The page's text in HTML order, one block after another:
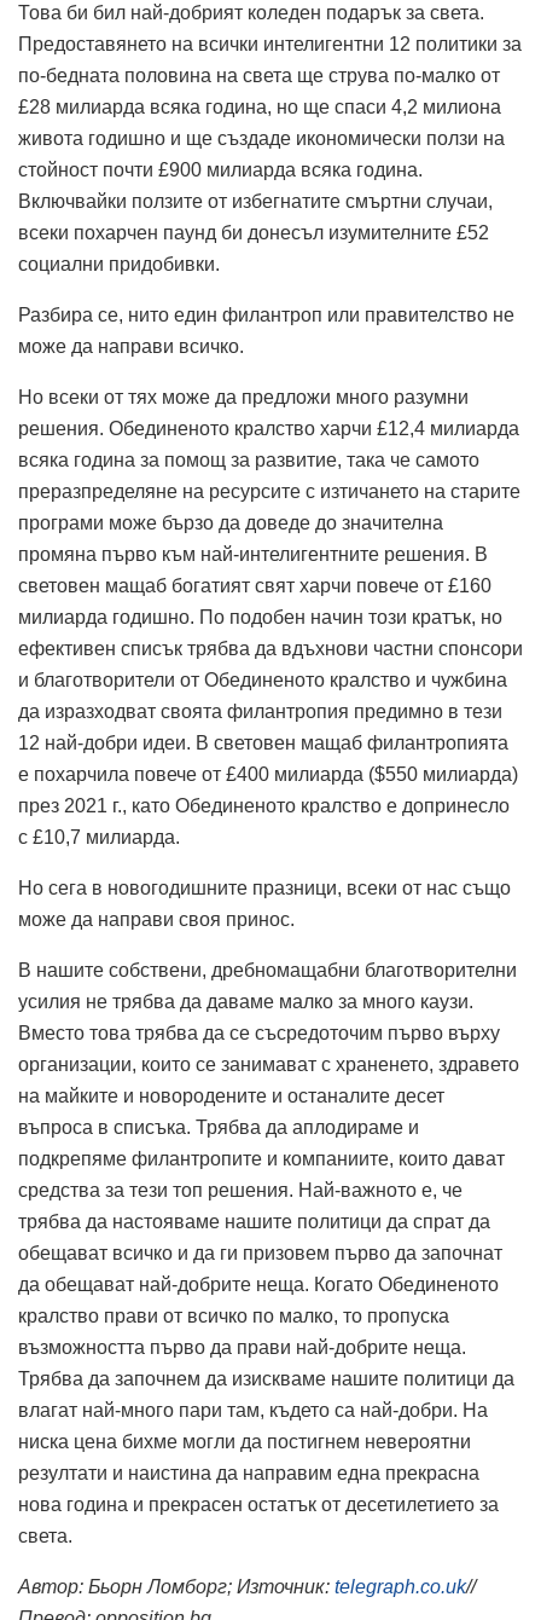
Това би бил най-добрият коледен подарък за света.
Предоставянето на всички интелигентни 12 политики за
по-бедната половина на света ще струва по-малко от
£28 милиарда всяка година, но ще спаси 4,2 милиона
живота годишно и ще създаде икономически ползи на
стойност почти £900 милиарда всяка година.
Включвайки ползите от избегнатите смъртни случаи,
всеки похарчен паунд би донесъл изумителните £52
социални придобивки.
Разбира се, нито един филантроп или правителство не
може да направи всичко.
Но всеки от тях може да предложи много разумни
решения. Обединеното кралство харчи £12,4 милиарда
всяка година за помощ за развитие, така че самото
преразпределяне на ресурсите с изтичането на старите
програми може бързо да доведе до значителна
промяна първо към най-интелигентните решения. В
световен мащаб богатият свят харчи повече от £160
милиарда годишно. По подобен начин този кратък, но
ефективен списък трябва да вдъхнови частни спонсори
и благотворители от Обединеното кралство и чужбина
да изразходват своята филантропия предимно в тези
12 най-добри идеи. В световен мащаб филантропията
е похарчила повече от £400 милиарда ($550 милиарда)
през 2021 г., като Обединеното кралство е допринесло
с £10,7 милиарда.
Но сега в новогодишните празници, всеки от нас също
може да направи своя принос.
В нашите собствени, дребномащабни благотворителни
усилия не трябва да даваме малко за много каузи.
Вместо това трябва да се съсредоточим първо върху
организации, които се занимават с храненето, здравето
на майките и новородените и останалите десет
въпроса в списъка. Трябва да аплодираме и
подкрепяме филантропите и компаниите, които дават
средства за тези топ решения. Най-важното е, че
трябва да настояваме нашите политици да спрат да
обещават всичко и да ги призовем първо да започнат
да обещават най-добрите неща. Когато Обединеното
кралство прави от всичко по малко, то пропуска
възможността първо да прави най-добрите неща.
Трябва да започнем да изискваме нашите политици да
влагат най-много пари там, където са най-добри. На
ниска цена бихме могли да постигнем невероятни
резултати и наистина да направим една прекрасна
нова година и прекрасен остатък от десетилетието за
света.
Автор: Бьорн Ломборг; Източник: telegraph.co.uk//